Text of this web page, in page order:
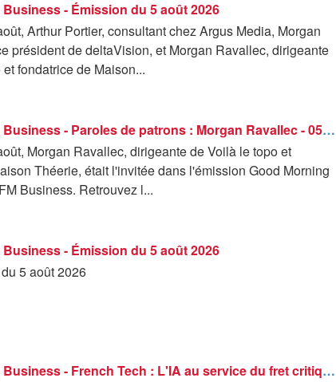
- Émission du 5 août 2026
Arthur Portier, consultant chez Argus Media, Morgan
président de deltaVision, et Morgan Ravallec, dirigeante
fondatrice de Maison...
Good Morning Business - Paroles de patrons : Morgan Ravallec - 05/08
Morgan Ravallec, dirigeante de Voilà le topo et
Théerie, était l'invitée dans l'émission Good Morning
Business. Retrouvez l...
- Émission du 5 août 2026
5 août 2026
Good Morning Business - French Tech : L'IA au service du fret critique - 29/07